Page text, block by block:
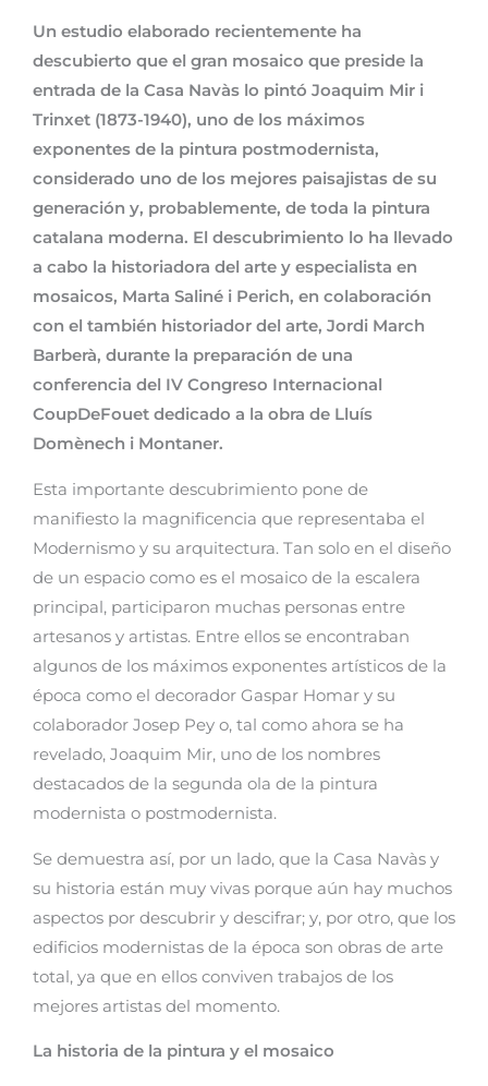
Un estudio elaborado recientemente ha
descubierto que el gran mosaico que preside la
entrada de la Casa Navàs lo pintó Joaquim Mir i
Trinxet (1873-1940), uno de los máximos
exponentes de la pintura postmodernista,
considerado uno de los mejores paisajistas de su
generación y, probablemente, de toda la pintura
catalana moderna. El descubrimiento lo ha llevado
a cabo la historiadora del arte y especialista en
mosaicos, Marta Saliné i Perich, en colaboración
con el también historiador del arte, Jordi March
Barberà, durante la preparación de una
conferencia del IV Congreso Internacional
CoupDeFouet dedicado a la obra de Lluís
Domènech i Montaner.
Esta importante descubrimiento pone de
manifiesto la magnificencia que representaba el
Modernismo y su arquitectura. Tan solo en el diseño
de un espacio como es el mosaico de la escalera
principal, participaron muchas personas entre
artesanos y artistas. Entre ellos se encontraban
algunos de los máximos exponentes artísticos de la
época como el decorador Gaspar Homar y su
colaborador Josep Pey o, tal como ahora se ha
revelado, Joaquim Mir, uno de los nombres
destacados de la segunda ola de la pintura
modernista o postmodernista.
Se demuestra así, por un lado, que la Casa Navàs y
su historia están muy vivas porque aún hay muchos
aspectos por descubrir y descifrar; y, por otro, que los
edificios modernistas de la época son obras de arte
total, ya que en ellos conviven trabajos de los
mejores artistas del momento.
La historia de la pintura y el mosaico